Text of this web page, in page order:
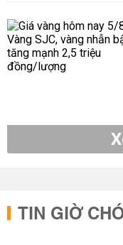
TIN GIỜ